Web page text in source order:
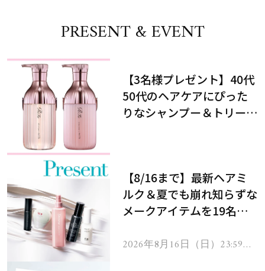
PRESENT & EVENT
【3名様プレゼント】40代
50代のヘアケアにぴった
りなシャンプー＆トリート
【8/16まで】最新ヘアミ
ルク＆夏でも崩れ知らずな
メークアイテムを19名様
2026年8月16日（日）23:59ま